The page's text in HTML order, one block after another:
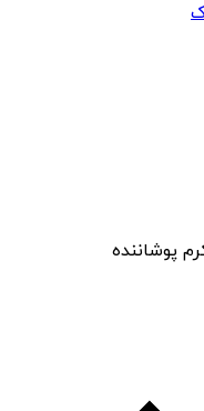
پوشاننده